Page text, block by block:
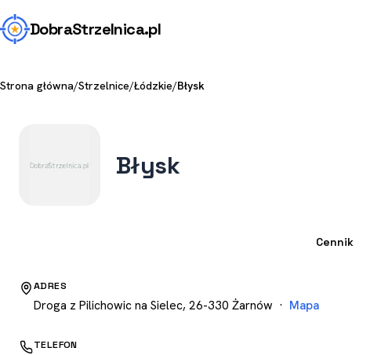
DobraStrzelnica.pl
Strona główna/Strzelnice/Łódzkie/Błysk
Błysk
Cennik
ADRES
Droga z Pilichowic na Sielec, 26-330 Żarnów · Mapa
TELEFON